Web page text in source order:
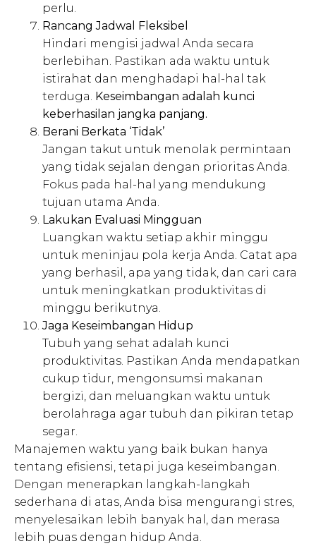
perlu.
Rancang Jadwal Fleksibel
Hindari mengisi jadwal Anda secara
berlebihan. Pastikan ada waktu untuk
istirahat dan menghadapi hal-hal tak
terduga. Keseimbangan adalah kunci
keberhasilan jangka panjang.
Berani Berkata ‘Tidak’
Jangan takut untuk menolak permintaan
yang tidak sejalan dengan prioritas Anda.
Fokus pada hal-hal yang mendukung
tujuan utama Anda.
Lakukan Evaluasi Mingguan
Luangkan waktu setiap akhir minggu
untuk meninjau pola kerja Anda. Catat apa
yang berhasil, apa yang tidak, dan cari cara
untuk meningkatkan produktivitas di
minggu berikutnya.
Jaga Keseimbangan Hidup
Tubuh yang sehat adalah kunci
produktivitas. Pastikan Anda mendapatkan
cukup tidur, mengonsumsi makanan
bergizi, dan meluangkan waktu untuk
berolahraga agar tubuh dan pikiran tetap
segar.
Manajemen waktu yang baik bukan hanya
tentang efisiensi, tetapi juga keseimbangan.
Dengan menerapkan langkah-langkah
sederhana di atas, Anda bisa mengurangi stres,
menyelesaikan lebih banyak hal, dan merasa
lebih puas dengan hidup Anda.